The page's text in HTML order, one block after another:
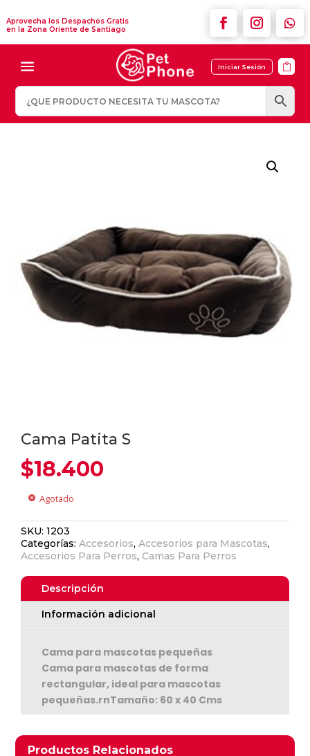
Aprovecha los Despachos Gratis
en la Zona Oriente de Santiago
Iniciar Sesión 
Ver Carrito
Seguir Comprando
Cama Patita S
$18.400
cancel Agotado
SKU:1203
Categorías:Accesorios,Accesorios para Mascotas,
Accesorios Para Perros, Camas Para Perros
Descripción
Información adicional
Cama para mascotas pequeñas
Cama para mascotas de forma
rectangular, ideal para mascotas
pequeñas.rnTamaño: 60 x 40 Cms
Productos Relacionados